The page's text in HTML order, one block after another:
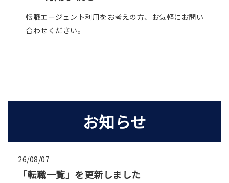
転職エージェント利用をお考えの方、お気軽にお問い
合わせください。
お知らせ
26/08/07
「転職一覧」を更新しました